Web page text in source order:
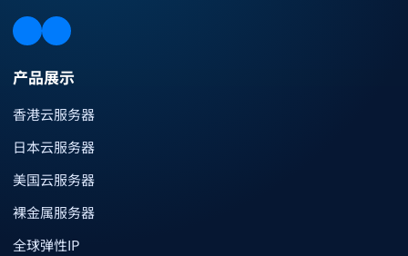
产品展示
香港云服务器
日本云服务器
美国云服务器
裸金属服务器
全球弹性IP